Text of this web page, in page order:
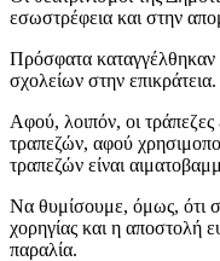
εσωστρέφεια και στην
Πρόσφατα καταγγέλθηκαν
σχολείων στην επικράτεια.
Αφού, λοιπόν, οι
τραπεζών, αφού
τραπεζών είναι
Να θυμίσουμε, όμως, ότι
χορηγίας και η αποστολή
παραλία.